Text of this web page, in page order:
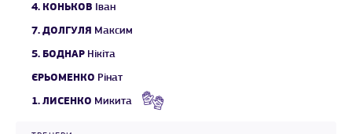
4. КОНЬКОВ Іван
7. ДОЛГУЛЯ Максим
5. БОДНАР Нікіта
ЄРЬОМЕНКО Рінат
1. ЛИСЕНКО Микита